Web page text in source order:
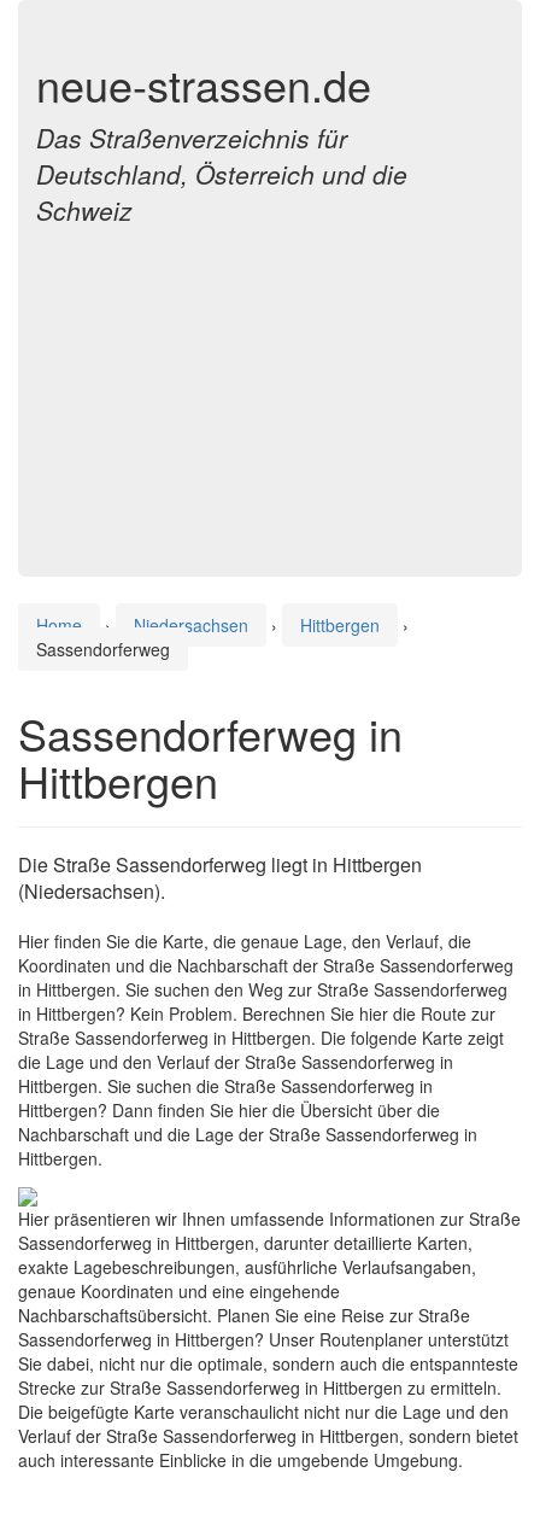
neue-strassen.de
Das Straßenverzeichnis für
Deutschland, Österreich und die
Schweiz
Home › Niedersachsen › Hittbergen
›
Sassendorferweg
Sassendorferweg in
Hittbergen
Die Straße Sassendorferweg liegt in Hittbergen
(Niedersachsen).
Hier finden Sie die Karte, die genaue Lage, den Verlauf, die
Koordinaten und die Nachbarschaft der Straße Sassendorferweg
in Hittbergen. Sie suchen den Weg zur Straße Sassendorferweg
in Hittbergen? Kein Problem. Berechnen Sie hier die Route zur
Straße Sassendorferweg in Hittbergen. Die folgende Karte zeigt
die Lage und den Verlauf der Straße Sassendorferweg in
Hittbergen. Sie suchen die Straße Sassendorferweg in
Hittbergen? Dann finden Sie hier die Übersicht über die
Nachbarschaft und die Lage der Straße Sassendorferweg in
Hittbergen.
Hier präsentieren wir Ihnen umfassende Informationen zur Straße
Sassendorferweg in Hittbergen, darunter detaillierte Karten,
exakte Lagebeschreibungen, ausführliche Verlaufsangaben,
genaue Koordinaten und eine eingehende
Nachbarschaftsübersicht. Planen Sie eine Reise zur Straße
Sassendorferweg in Hittbergen? Unser Routenplaner unterstützt
Sie dabei, nicht nur die optimale, sondern auch die entspannteste
Strecke zur Straße Sassendorferweg in Hittbergen zu ermitteln.
Die beigefügte Karte veranschaulicht nicht nur die Lage und den
Verlauf der Straße Sassendorferweg in Hittbergen, sondern bietet
auch interessante Einblicke in die umgebende Umgebung.